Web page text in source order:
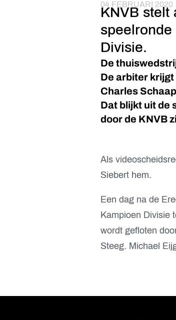
04 FEBRUARI 2020
KNVB stelt
Divisie.
De
De arbiter
Charles
Dat blijkt uit de
door de KNVB
Als
Siebert hem.
Een dag na de
Kampioen Divisie
wordt gefloten
Steeg. Michael